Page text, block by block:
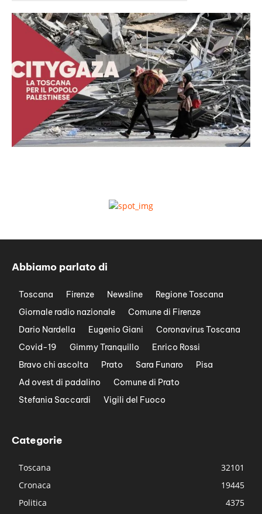
Abbiamo parlato di
Toscana Firenze Newsline
Regione Toscana
Giornale radio nazionale
Comune di Firenze
Dario Nardella
Eugenio Giani
Coronavirus Toscana
Covid-19
Gimmy Tranquillo
Enrico Rossi
Bravo chi ascolta
Prato Sara Funaro
Pisa
Ad ovest di padalino
Comune di Prato
Stefania Saccardi
Vigili del Fuoco
Categorie
Toscana
32101
Cronaca
19445
Politica
4375